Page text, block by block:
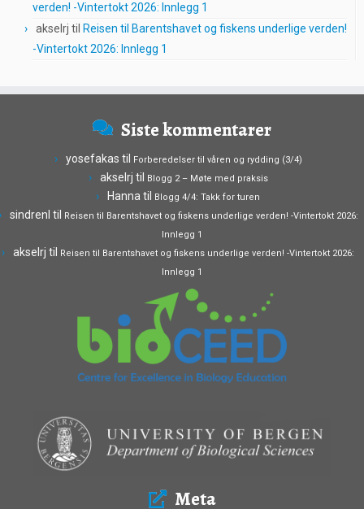
verden! -Vintertokt 2026: Innlegg 1
akselrj til Reisen til Barentshavet og fiskens underlige verden!
-Vintertokt 2026: Innlegg 1
Siste kommentarer
yosefakas til Forberedelser til våren og rydding (3/4)
akselrj til Blogg 2 – Møte med praksis
Hanna til Blogg 4/4: Takk for turen
sindrenl til Reisen til Barentshavet og fiskens underlige verden! -Vintertokt 2026:
Innlegg 1
akselrj til Reisen til Barentshavet og fiskens underlige verden! -Vintertokt 2026:
Innlegg 1
Meta